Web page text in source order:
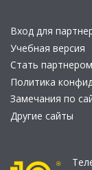
Вход для
Учебная версия
Стать партнером
Политика
Замечания по
Другие сайты